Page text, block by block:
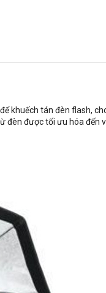
khuếch tán đèn flash,
được tối ưu hóa đến